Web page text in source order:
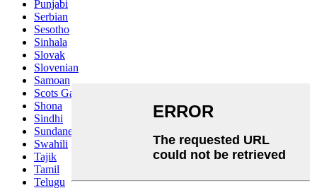
Punjabi
Serbian
Sesotho
Sinhala
Slovak
Slovenian
Samoan
Scots Gaelic
Shona
Sindhi
Sundanese
Swahili
Tajik
Tamil
Telugu